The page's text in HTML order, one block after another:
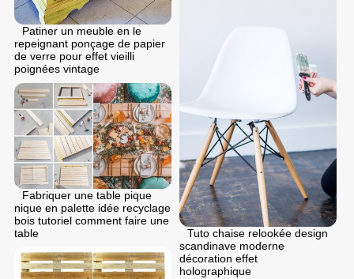
Patiner un meuble en le
repeignant ponçage de papier
de verre pour effet vieilli
poignées vintage
Tuto chaise relookée design
scandinave moderne
décoration effet
holographique
Fabriquer une table pique
nique en palette idée recyclage
bois tutoriel comment faire une
table